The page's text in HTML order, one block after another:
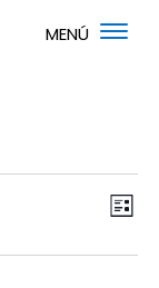
de
Lista